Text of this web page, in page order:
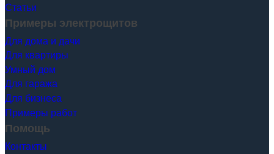
Статьи
Примеры электрощитов
Для дома и дачи
Для квартиры
Умный дом
Для гаража
Для бизнеса
Примеры работ
Помощь
Контакты